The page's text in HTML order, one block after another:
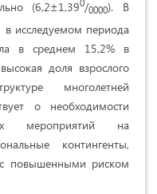
(6,2±1,390/0000). В
в исследуемом периода
в среднем 15,2% в
доля взрослого
многолетней
о необходимости
мероприятий на
контингенты,
с повышенными риском